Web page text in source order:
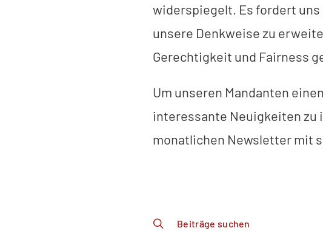
widerspiegelt. Es fordert uns
unsere Denkweise zu
Gerechtigkeit und Fairness
Um unseren Mandanten
interessante Neuigkeiten zu
monatlichen Newsletter mit